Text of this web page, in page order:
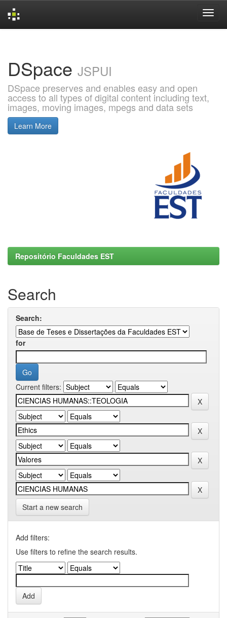
DSpace JSPUI
DSpace preserves and enables easy and open
access to all types of digital content including text,
images, moving images, mpegs and data sets
Learn More
Repositório Faculdades EST
Search
Search:
for
Current filters:
Start a new search
Add filters:
Use filters to refine the search results.